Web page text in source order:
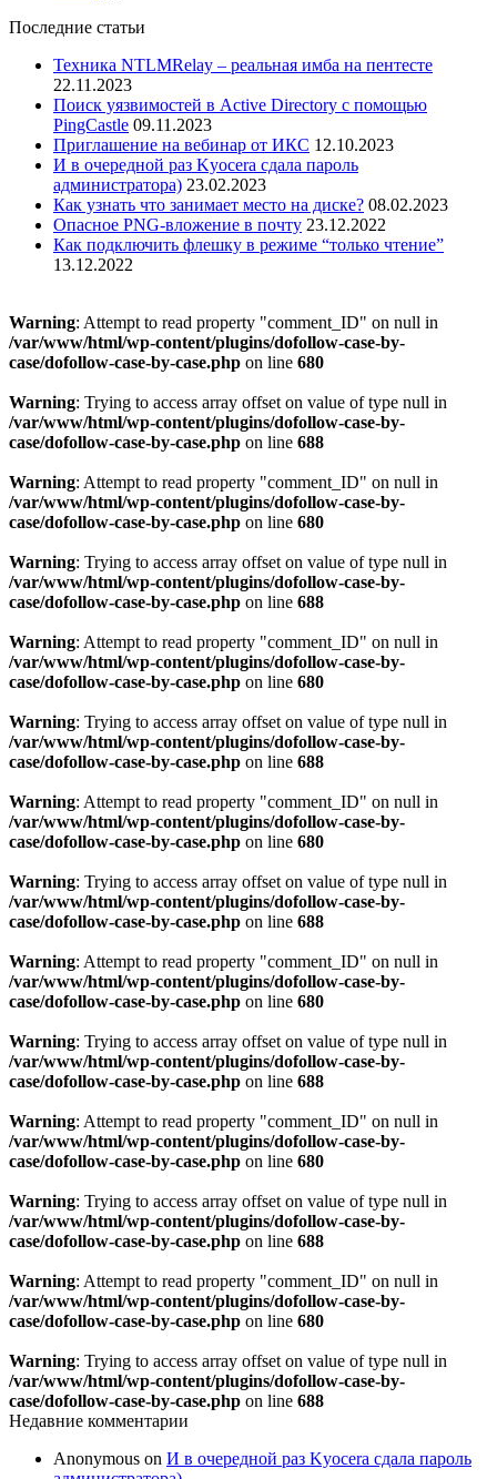
Последние статьи
Техника NTLMRelay – реальная имба на пентесте
22.11.2023
Поиск уязвимостей в Active Directory с помощью
PingCastle 09.11.2023
Приглашение на вебинар от ИКС 12.10.2023
И в очередной раз Kyocera сдала пароль
администратора) 23.02.2023
Как узнать что занимает место на диске? 08.02.2023
Опасное PNG-вложение в почту 23.12.2022
Как подключить флешку в режиме “только чтение”
13.12.2022
Warning: Attempt to read property "comment_ID" on null in
/var/www/html/wp-content/plugins/dofollow-case-by-
case/dofollow-case-by-case.php on line 680
Warning: Trying to access array offset on value of type null in
/var/www/html/wp-content/plugins/dofollow-case-by-
case/dofollow-case-by-case.php on line 688
Warning: Attempt to read property "comment_ID" on null in
/var/www/html/wp-content/plugins/dofollow-case-by-
case/dofollow-case-by-case.php on line 680
Warning: Trying to access array offset on value of type null in
/var/www/html/wp-content/plugins/dofollow-case-by-
case/dofollow-case-by-case.php on line 688
Warning: Attempt to read property "comment_ID" on null in
/var/www/html/wp-content/plugins/dofollow-case-by-
case/dofollow-case-by-case.php on line 680
Warning: Trying to access array offset on value of type null in
/var/www/html/wp-content/plugins/dofollow-case-by-
case/dofollow-case-by-case.php on line 688
Warning: Attempt to read property "comment_ID" on null in
/var/www/html/wp-content/plugins/dofollow-case-by-
case/dofollow-case-by-case.php on line 680
Warning: Trying to access array offset on value of type null in
/var/www/html/wp-content/plugins/dofollow-case-by-
case/dofollow-case-by-case.php on line 688
Warning: Attempt to read property "comment_ID" on null in
/var/www/html/wp-content/plugins/dofollow-case-by-
case/dofollow-case-by-case.php on line 680
Warning: Trying to access array offset on value of type null in
/var/www/html/wp-content/plugins/dofollow-case-by-
case/dofollow-case-by-case.php on line 688
Warning: Attempt to read property "comment_ID" on null in
/var/www/html/wp-content/plugins/dofollow-case-by-
case/dofollow-case-by-case.php on line 680
Warning: Trying to access array offset on value of type null in
/var/www/html/wp-content/plugins/dofollow-case-by-
case/dofollow-case-by-case.php on line 688
Warning: Attempt to read property "comment_ID" on null in
/var/www/html/wp-content/plugins/dofollow-case-by-
case/dofollow-case-by-case.php on line 680
Warning: Trying to access array offset on value of type null in
/var/www/html/wp-content/plugins/dofollow-case-by-
case/dofollow-case-by-case.php on line 688
Недавние комментарии
Anonymous on И в очередной раз Kyocera сдала пароль